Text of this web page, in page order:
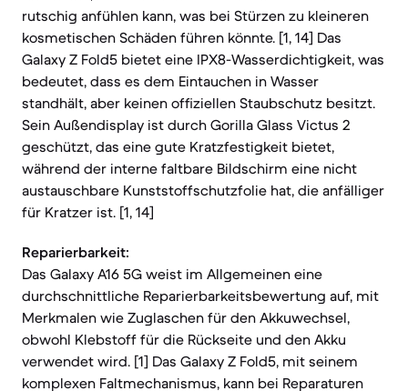
rutschig anfühlen kann, was bei Stürzen zu kleineren
kosmetischen Schäden führen könnte. [1, 14] Das
Galaxy Z Fold5 bietet eine IPX8-Wasserdichtigkeit, was
bedeutet, dass es dem Eintauchen in Wasser
standhält, aber keinen offiziellen Staubschutz besitzt.
Sein Außendisplay ist durch Gorilla Glass Victus 2
geschützt, das eine gute Kratzfestigkeit bietet,
während der interne faltbare Bildschirm eine nicht
austauschbare Kunststoffschutzfolie hat, die anfälliger
für Kratzer ist. [1, 14]
Reparierbarkeit:
Das Galaxy A16 5G weist im Allgemeinen eine
durchschnittliche Reparierbarkeitsbewertung auf, mit
Merkmalen wie Zuglaschen für den Akkuwechsel,
obwohl Klebstoff für die Rückseite und den Akku
verwendet wird. [1] Das Galaxy Z Fold5, mit seinem
komplexen Faltmechanismus, kann bei Reparaturen